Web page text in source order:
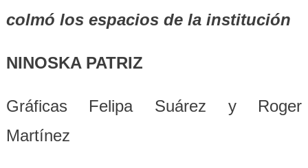
colmó los espacios de la institución
NINOSKA PATRIZ
Gráficas Felipa Suárez y Roger
Martínez